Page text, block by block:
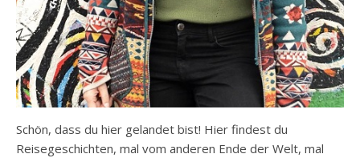
Schön, dass du hier gelandet bist! Hier findest du
Reisegeschichten, mal vom anderen Ende der Welt, mal